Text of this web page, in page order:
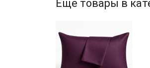
Еще товары в